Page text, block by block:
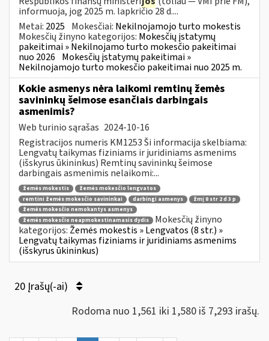
informuoja, jog 2025 m. lapkričio 28 d....
Metai: 2025 Mokesčiai: Nekilnojamojo turto mokestis
Mokesčių žinyno kategorijos: Mokesčių įstatymų
pakeitimai » Nekilnojamo turto mokesčio pakeitimai
nuo 2026 Mokesčių įstatymų pakeitimai »
Nekilnojamojo turto mokesčio pakeitimai nuo 2025 m.
Kokie asmenys nėra laikomi remtinų žemės
savininkų šeimose esančiais darbingais
asmenimis?
Web turinio sąrašas 2024-10-16
Registracijos numeris KM1253 Ši informacija skelbiama:
Lengvatų taikymas fiziniams ir juridiniams asmenims
(išskyrus ūkininkus) Remtinų savininkų šeimose
darbingais asmenimis nelaikomi:...
žemės mokestis
žemės mokesčio lengvatos
remtini žemės mokesčio savininkai
darbingi asmenys
žmį 8 str 2 d 3 p
žemės mokesčio nemokantys asmenys
žemės mokesčio neapmokestinamasis dydis
Mokesčių žinyno
kategorijos: Žemės mokestis » Lengvatos (8 str.) »
Lengvatų taikymas fiziniams ir juridiniams asmenims
(išskyrus ūkininkus)
20 Įrašų(-ai)
Rodoma nuo 1,561 iki 1,580 iš 7,293 irašų.